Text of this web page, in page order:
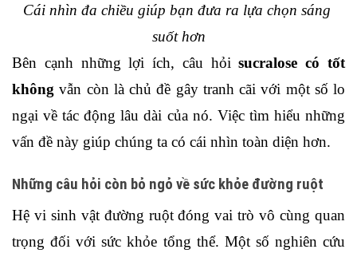
Cái nhìn đa chiều giúp bạn đưa ra lựa chọn sáng
suốt hơn
Bên cạnh những lợi ích, câu hỏi sucralose có tốt
không vẫn còn là chủ đề gây tranh cãi với một số lo
ngại về tác động lâu dài của nó. Việc tìm hiểu những
vấn đề này giúp chúng ta có cái nhìn toàn diện hơn.
Những câu hỏi còn bỏ ngỏ về sức khỏe đường ruột
Hệ vi sinh vật đường ruột đóng vai trò vô cùng quan
trọng đối với sức khỏe tổng thể. Một số nghiên cứu